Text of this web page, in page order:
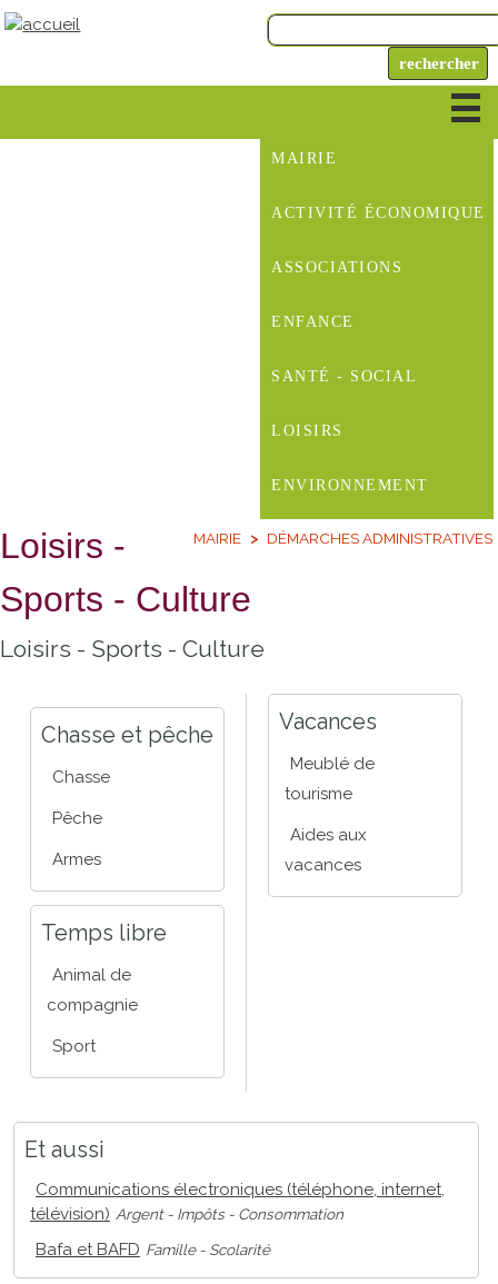
MAIRIE
ACTIVITÉ ÉCONOMIQUE
ASSOCIATIONS
ENFANCE
SANTÉ - SOCIAL
LOISIRS
ENVIRONNEMENT
MAIRIE DÉMARCHES ADMINISTRATIVES
Loisirs -
Sports - Culture
Loisirs - Sports - Culture
Chasse et pêche
Chasse
Pêche
Armes
Temps libre
Animal de
compagnie
Sport
Vacances
Meublé de
tourisme
Aides aux
vacances
Et aussi
Communications électroniques (téléphone, internet,
télévision) Argent - Impôts - Consommation
Bafa et BAFD Famille - Scolarité